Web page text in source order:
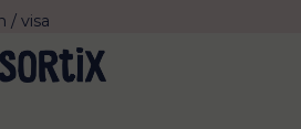
Postnord